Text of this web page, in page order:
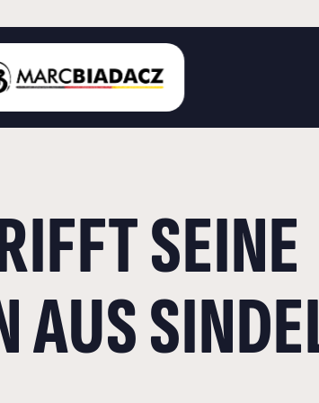
ÜBER MICH
BÖBLINGEN
BUNDESTAG
AKTUELLES
KONTAKT
SEINE
AUS